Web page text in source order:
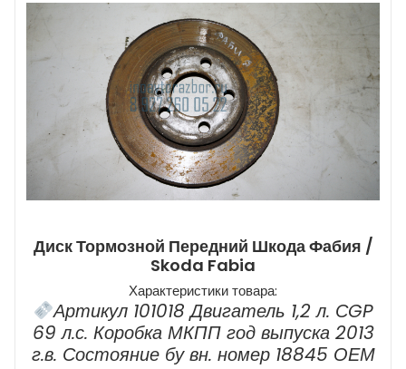
Диск Тормозной Передний Шкода Фабия /
Skoda Fabia
Характеристики товара:
Артикул 101018 Двигатель 1,2 л. СGP
69 л.с. Коробка МКПП год выпуска 2013
г.в. Состояние бу вн. номер 18845 ОЕМ